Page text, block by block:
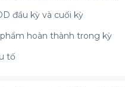
đầu kỳ và cuối kỳ
phẩm hoàn thành trong kỳ
tố